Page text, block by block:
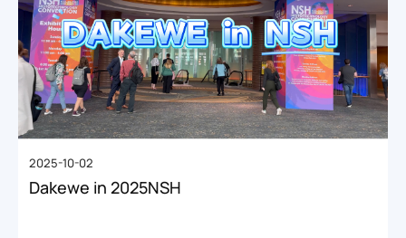
2025-10-02
Dakewe in 2025NSH